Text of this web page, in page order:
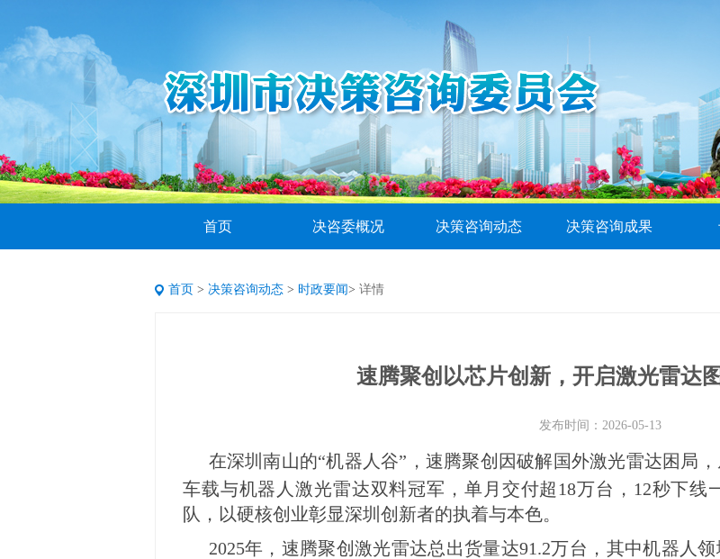
首页 决咨委概况 决策咨询动态 决策咨询成果
首页 > 决策咨询动态 > 时政要闻> 详情
速腾聚创以芯片创新，开启激光雷达
发布时间：2026-05-13
在深圳南山的“机器人谷”，速腾聚创因破解国外激光雷达困局
车载与机器人激光雷达双料冠军，单月交付超18万台，12秒下线
队，以硬核创业彰显深圳创新者的执着与本色。
2025年，速腾聚创激光雷达总出货量达91.2万台，其中机器人